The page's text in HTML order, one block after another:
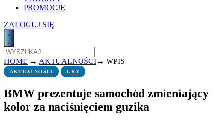
PROMOCJE
ZALOGUJ SIĘ
HOME → AKTUALNOŚCI→ WPIS
AKTUALNOŚCI GRY
BMW prezentuje samochód zmieniający
kolor za naciśnięciem guzika